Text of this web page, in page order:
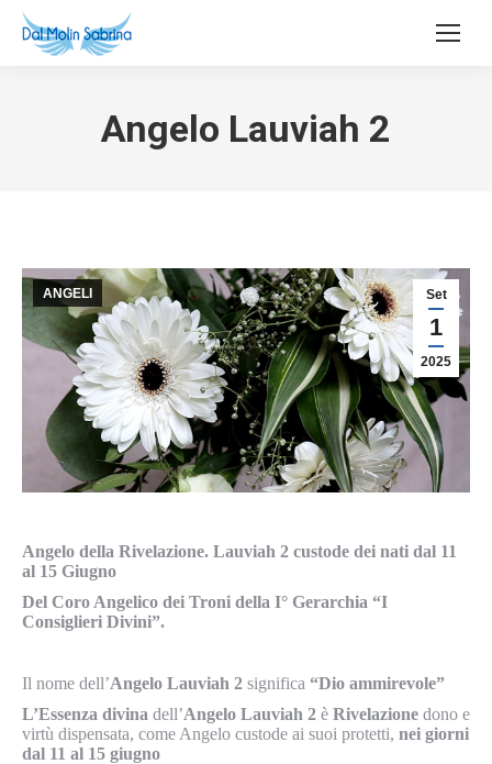
Angelo Lauviah 2
Set
1
2025
ANGELI
Angelo della Rivelazione. Lauviah 2 custode dei nati dal 11
al 15 Giugno
Del Coro Angelico dei Troni della I° Gerarchia “I
Consiglieri Divini”.
Il nome dell’Angelo Lauviah 2 significa “Dio ammirevole”
L’Essenza divina dell’Angelo Lauviah 2 è Rivelazione dono e
virtù dispensata, come Angelo custode ai suoi protetti, nei giorni
dal 11 al 15 giugno